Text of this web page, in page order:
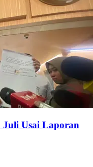
Juli Usai Laporan